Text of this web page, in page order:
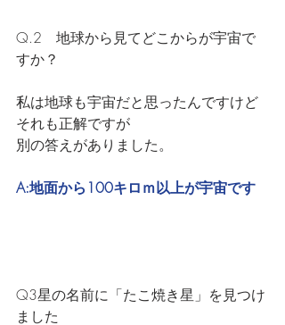
Q.2　地球から見てどこからが宇宙で
すか？
私は地球も宇宙だと思ったんですけど
それも正解ですが
別の答えがありました。
A:地面から100キロｍ以上が宇宙です
Q3星の名前に「たこ焼き星」を見つけ
ました